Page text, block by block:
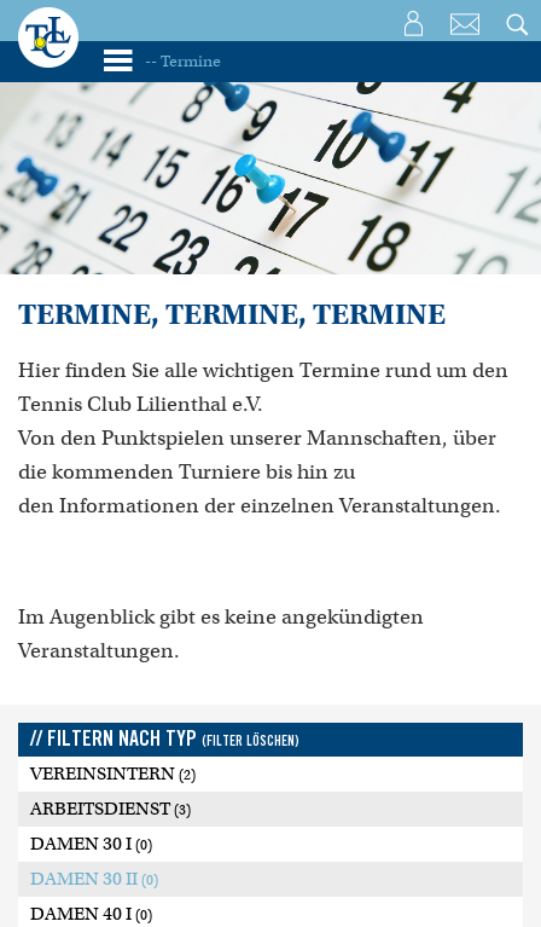
TERMINE, TERMINE, TERMINE
Hier finden Sie alle wichtigen Termine rund um den
Tennis Club Lilienthal e.V.
Von den Punktspielen unserer Mannschaften, über
die kommenden Turniere bis hin zu
den Informationen der einzelnen Veranstaltungen.
Im Augenblick gibt es keine angekündigten
Veranstaltungen.
// FILTERN NACH TYP (FILTER LÖSCHEN)
VEREINSINTERN (2)
ARBEITSDIENST(3)
DAMEN 30 I (0)
DAMEN 30 II (0)
DAMEN 40 I (0)